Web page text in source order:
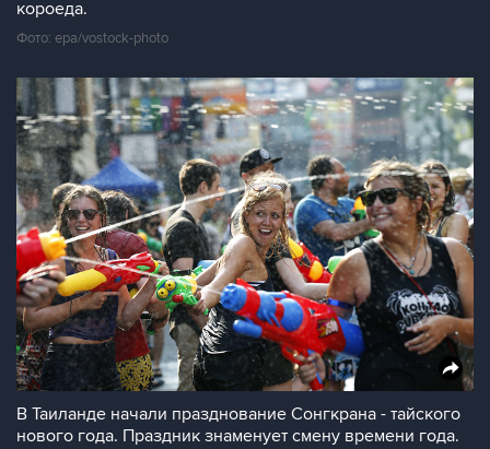
короеда.
Фото: epa/vostock-photo
В Таиланде начали празднование Сонгкрана - тайского
нового года. Праздник знаменует смену времени года.